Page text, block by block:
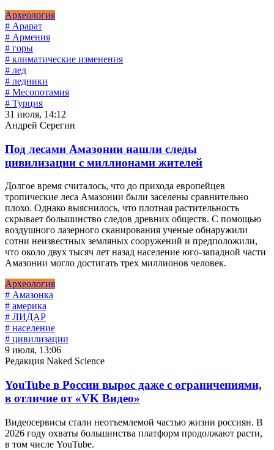
Археология
# Арарат
# Армения
# горы
# климатические изменения
# лед
# ледники
# Месопотамия
# Турция
31 июля, 14:12
Андрей Серегин
Под лесами Амазонии нашли следы
цивилизации с миллионами жителей
Долгое время считалось, что до прихода европейцев
тропические леса Амазонии были заселены сравнительно
плохо. Однако выяснилось, что плотная растительность
скрывает большинство следов древних обществ. С помощью
воздушного лазерного сканирования ученые обнаружили
сотни неизвестных земляных сооружений и предположили,
что около двух тысяч лет назад население юго-западной части
Амазонии могло достигать трех миллионов человек.
Археология
# Амазонка
# америка
# ЛИДАР
# население
# цивилизации
9 июля, 13:06
Редакция Naked Science
YouTube в России вырос даже с ограничениями,
в отличие от «VK Видео»
Видеосервисы стали неотъемлемой частью жизни россиян. В
2026 году охваты большинства платформ продолжают расти,
в том числе YouTube.